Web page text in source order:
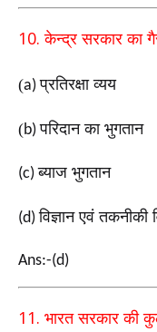
10.केन्द्र सरकार का
(a)प्रतिरक्षा व्यय
(b)परिदान का भुगतान
(c)ब्याज भुगतान
(d)विज्ञान एवं
Ans:-(d)
11. भारत सरकार की